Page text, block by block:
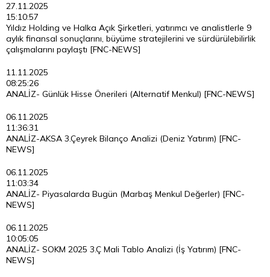
27.11.2025
15:10:57
Yıldız Holding ve Halka Açık Şirketleri, yatırımcı ve analistlerle 9
aylık finansal sonuçlarını, büyüme stratejilerini ve sürdürülebilirlik
çalışmalarını paylaştı [FNC-NEWS]
11.11.2025
08:25:26
ANALİZ- Günlük Hisse Önerileri (Alternatif Menkul) [FNC-NEWS]
06.11.2025
11:36:31
ANALİZ-AKSA 3.Çeyrek Bilanço Analizi (Deniz Yatırım) [FNC-
NEWS]
06.11.2025
11:03:34
ANALİZ- Piyasalarda Bugün (Marbaş Menkul Değerler) [FNC-
NEWS]
06.11.2025
10:05:05
ANALİZ- SOKM 2025 3.Ç Mali Tablo Analizi (İş Yatırım) [FNC-
NEWS]